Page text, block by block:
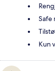
Safe
Kun